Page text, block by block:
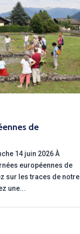
de
14 juin 2026 À
européennes de
sur les traces de notre
une...